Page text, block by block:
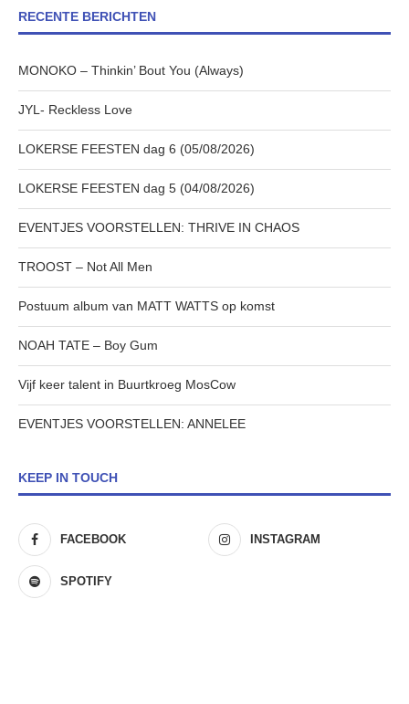
RECENTE BERICHTEN
MONOKO – Thinkin’ Bout You (Always)
JYL- Reckless Love
LOKERSE FEESTEN dag 6 (05/08/2026)
LOKERSE FEESTEN dag 5 (04/08/2026)
EVENTJES VOORSTELLEN: THRIVE IN CHAOS
TROOST – Not All Men
Postuum album van MATT WATTS op komst
NOAH TATE – Boy Gum
Vijf keer talent in Buurtkroeg MosCow
EVENTJES VOORSTELLEN: ANNELEE
KEEP IN TOUCH
FACEBOOK INSTAGRAM
SPOTIFY